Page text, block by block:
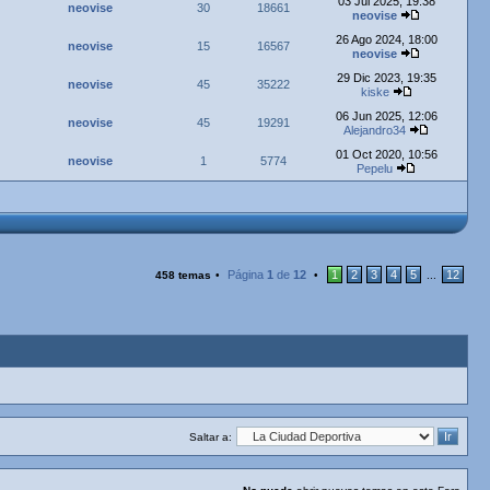
neovise 30 18661
neovise
neovise 15 16567
26 Ago 2024, 18:00
neovise
neovise 45 35222
29 Dic 2023, 19:35
kiske
neovise 45 19291
06 Jun 2025, 12:06
Alejandro34
neovise 1 5774
01 Oct 2020, 10:56
Pepelu
458 temas • Página 1 de 12 • 1 2 3 4 5 12
Saltar a: